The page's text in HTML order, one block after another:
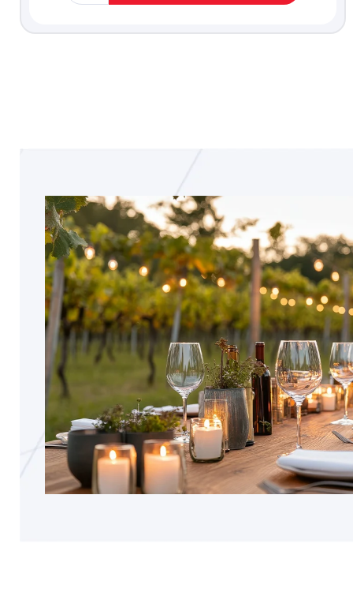
Marco Mazzoli
Vini buoni a prezzi competitivi Consegna un po'
lenta ma con ottimo packaging
27/7/2026
Anonimo
Cliente verificato
Azienda molto seria e offre un buon servizio. Ho
fatto un ordine recente e il pacco mi è arrivato
nel giro di 3 giorni. La consiglio.
24/7/2026
Sara Iannone
Cliente verificato
Vino che.ha.corrisposto alle aspettative.
Consegna veloce .